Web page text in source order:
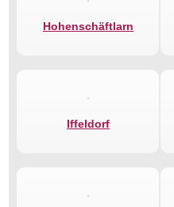
Hohenschäftlarn
Iffeldorf